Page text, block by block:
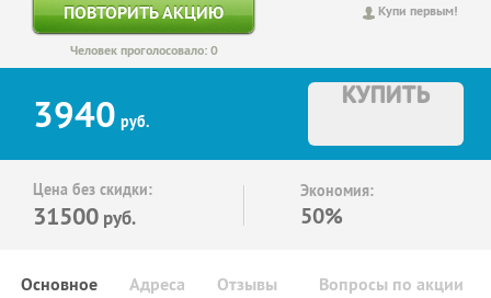
Купи первым!
ПОВТОРИТЬ АКЦИЮ
Человек проголосовало: 0
3940 руб.
КУПИТЬ
Цена без скидки:
31500 руб.
Экономия:
50%
Основное Отзывы Вопросы по акции
Адреса